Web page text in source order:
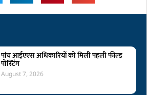
पांच आईएएस अधिकारियों को मिली पहली फील्ड
पोस्टिंग
August 7, 2026